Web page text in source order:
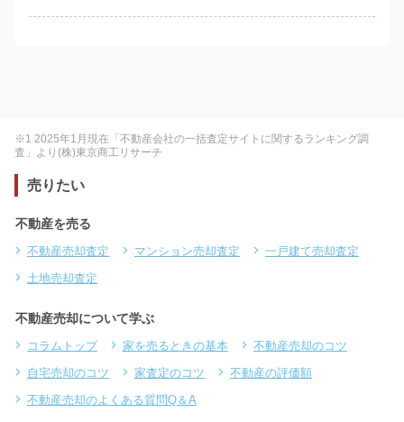
※1 2025年1月現在「不動産会社の一括査定サイトに関するランキング調
査」より(株)東京商工リサーチ
売りたい
不動産を売る
不動産売却査定 マンション売却査定
一戸建て売却査定
土地売却査定
不動産売却について学ぶ
コラムトップ 家を売るときの基本
不動産売却のコツ
自宅売却のコツ
家査定のコツ
不動産の評価額
不動産売却のよくある質問Q＆A